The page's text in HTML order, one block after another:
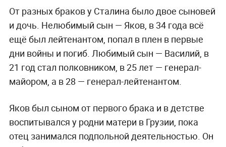
От разных браков у Сталина было двое сыновей
и дочь. Нелюбимый сын — Яков, в 34 года всё
ещё был лейтенантом, попал в плен в первые
дни войны и погиб. Любимый сын — Василий, в
21 год стал полковником, в 25 лет — генерал-
майором, а в 28 — генерал-лейтенантом.
Яков был сыном от первого брака и в детстве
воспитывался у родни матери в Грузии, пока
отец занимался подпольной деятельностью. Он